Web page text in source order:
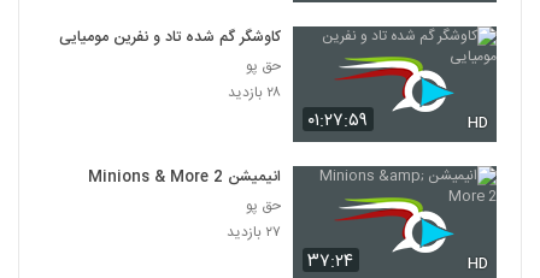
۰۱:۲۷:۵۹ HD
کاوشگر گم شده تاد و نفرین مومیایی
حق پو
۲۸ بازدید
۳۷:۲۴ HD
انیمیشن Minions & More 2
حق پو
۲۷ بازدید